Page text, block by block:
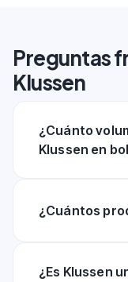
Preguntas
Klussen
¿Cuánto
Klussen en
¿Cuántos
¿Es Klussen